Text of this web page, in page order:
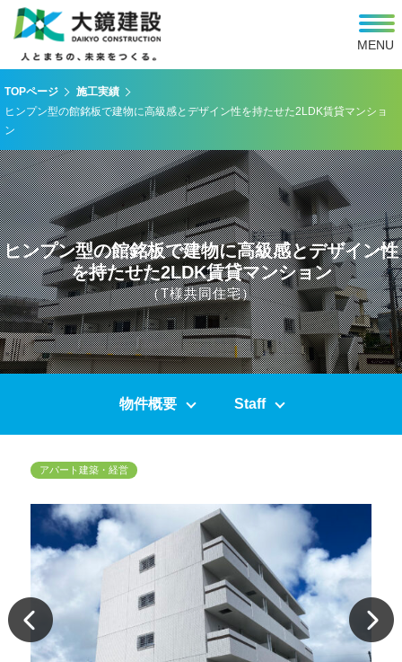
MENU
TOPページ
施工実績
ヒンプン型の館銘板で建物に高級感とデザイン性を持たせた2LDK賃貸マンショ
ン
ヒンプン型の館銘板で建物に高級感とデザイン性
を持たせた2LDK賃貸マンション
（T様共同住宅）
物件概要 Staff
アパート建築・経営